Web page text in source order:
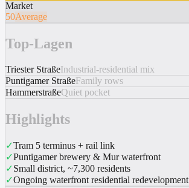
Market
50Average
Top-Lagen
Triester StraßeIndustrial-residential mix
Puntigamer StraßeFamily rows
HammerstraßeQuiet pocket
Highlights
✓Tram 5 terminus + rail link
✓Puntigamer brewery & Mur waterfront
✓Small district, ~7,300 residents
✓Ongoing waterfront residential redevelopment